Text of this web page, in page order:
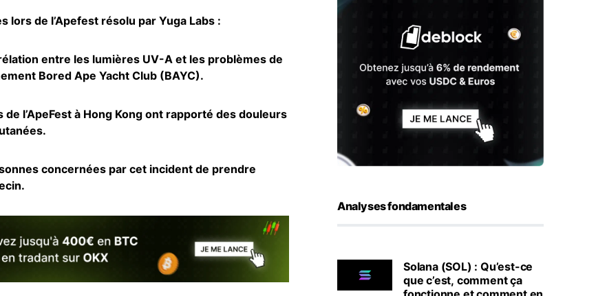
lors de l’Apefest résolu par Yuga Labs :
entre les lumières UV-A et les problèmes de
Bored Ape Yacht Club (BAYC).
l’ApeFest à Hong Kong ont rapporté des douleurs
concernées par cet incident de prendre
Analyses fondamentales
Solana (SOL) : Qu’est-ce
que c’est, comment ça